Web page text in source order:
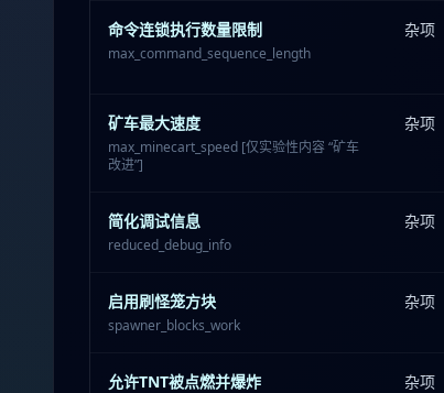
命令连锁执行数量限制
max_command_sequence_length
杂项
矿车最大速度
max_minecart_speed [仅实验性内容 “矿车
改进”]
杂项
简化调试信息
reduced_debug_info
杂项
启用刷怪笼方块
spawner_blocks_work
杂项
允许TNT被点燃并爆炸 杂项